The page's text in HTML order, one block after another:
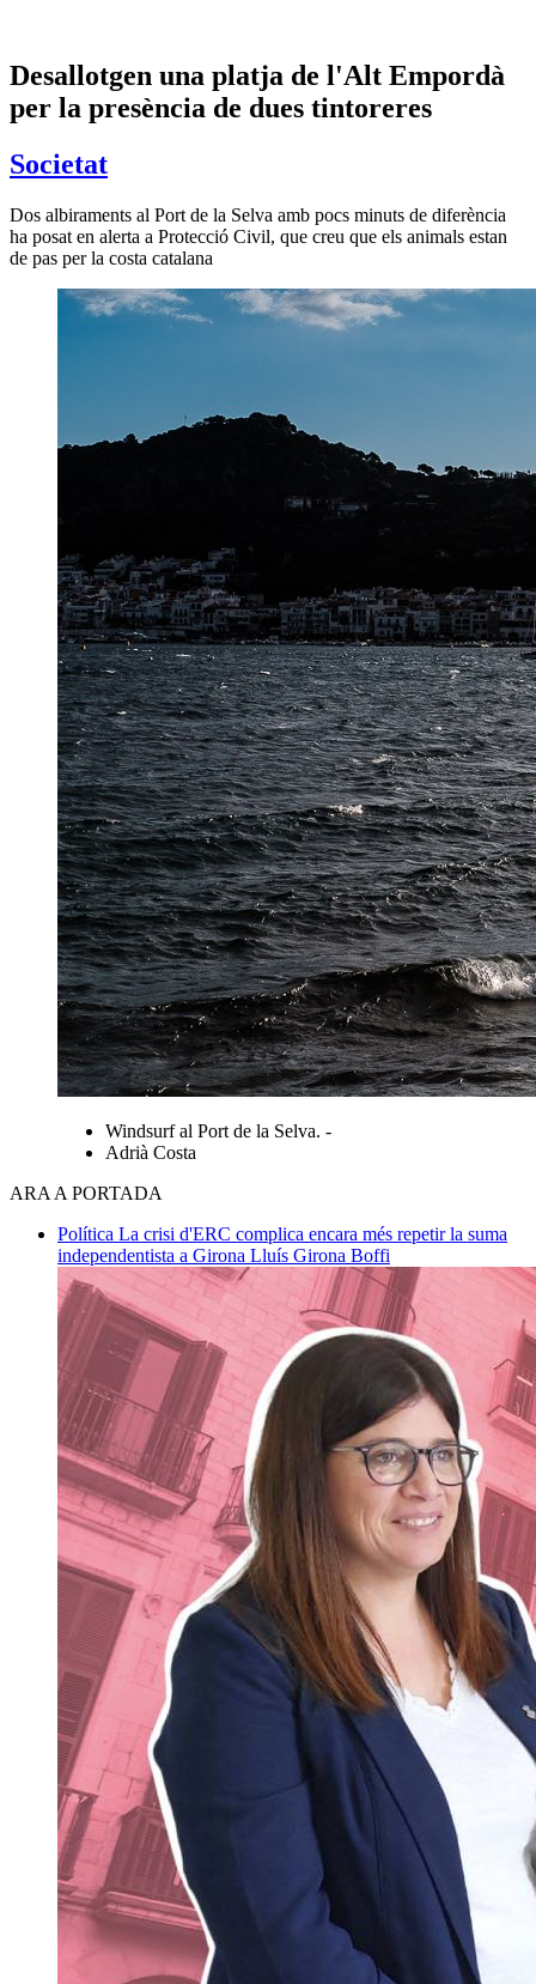
Desallotgen una platja de l'Alt Empordà
per la presència de dues tintoreres
Societat
Dos albiraments al Port de la Selva amb pocs minuts de diferència
ha posat en alerta a Protecció Civil, que creu que els animals estan
de pas per la costa catalana
Windsurf al Port de la Selva. -
Adrià Costa
ARA A PORTADA
Política La crisi d'ERC complica encara més repetir la suma
independentista a Girona Lluís Girona Boffi